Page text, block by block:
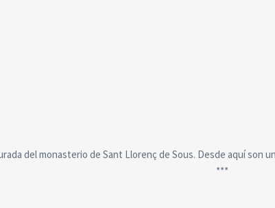
del monasterio de Sant Llorenç de Sous. Desde aquí son
***